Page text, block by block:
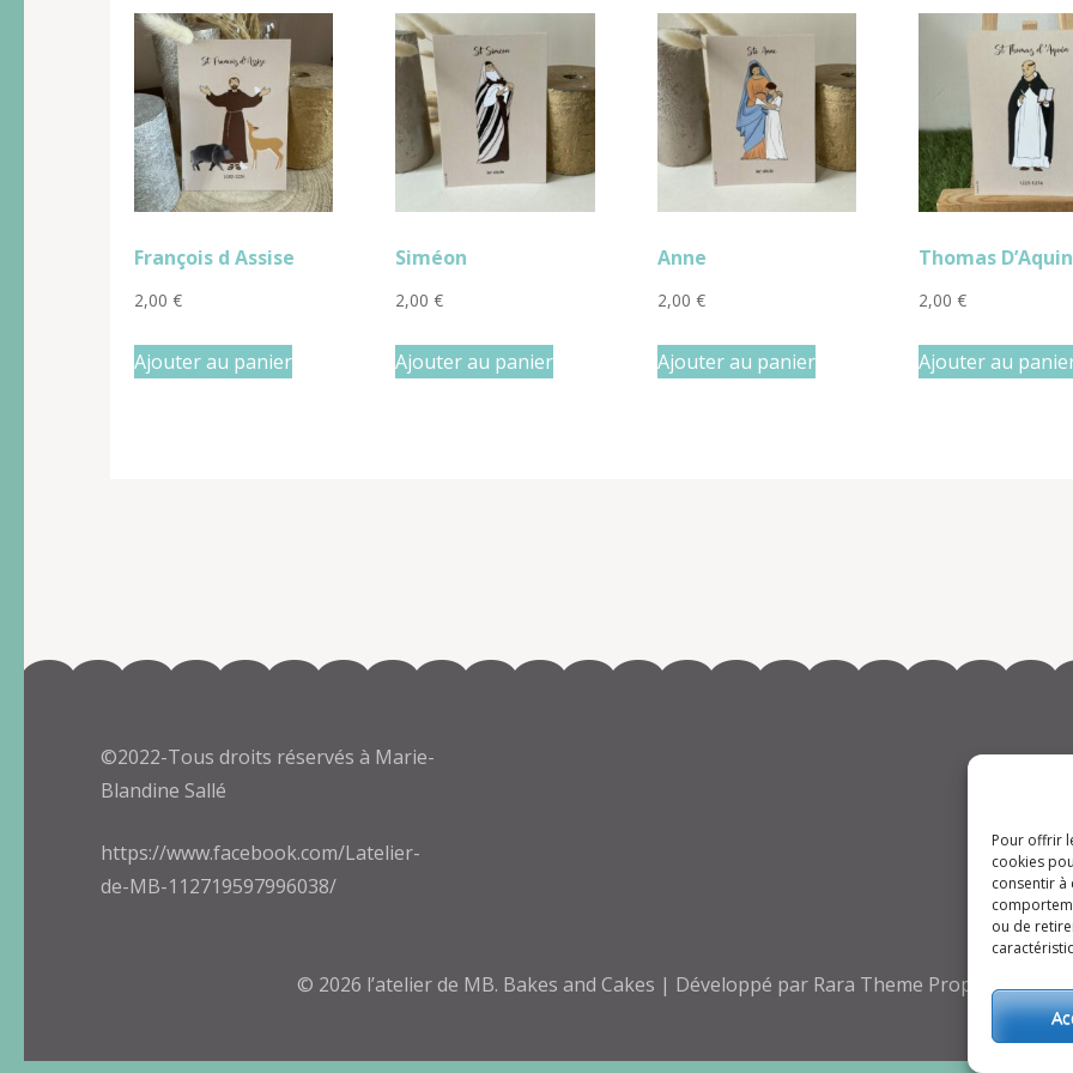
Pour offrir
cookies
consentir à
ou de
François d Assise
2,00 €
Ajouter au panier
Siméon
2,00€
Ajouter au panier
Anne
2,00 €
Ajouter au panier
Thomas D’Aquin
2,00€
Ajouter au
©2022-Tous droits réservés à Marie-
Blandine Sallé
https://www.facebook.com/Latelier-
de-MB-112719597996038/
© 2026 l’atelier de MB. Bakes and Cakes | Développé par Rara Theme Propulsé par